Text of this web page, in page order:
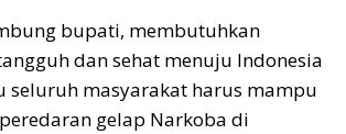
bupati, membutuhkan
dan sehat menuju Indonesia
seluruh masyarakat harus mampu
gelap Narkoba di